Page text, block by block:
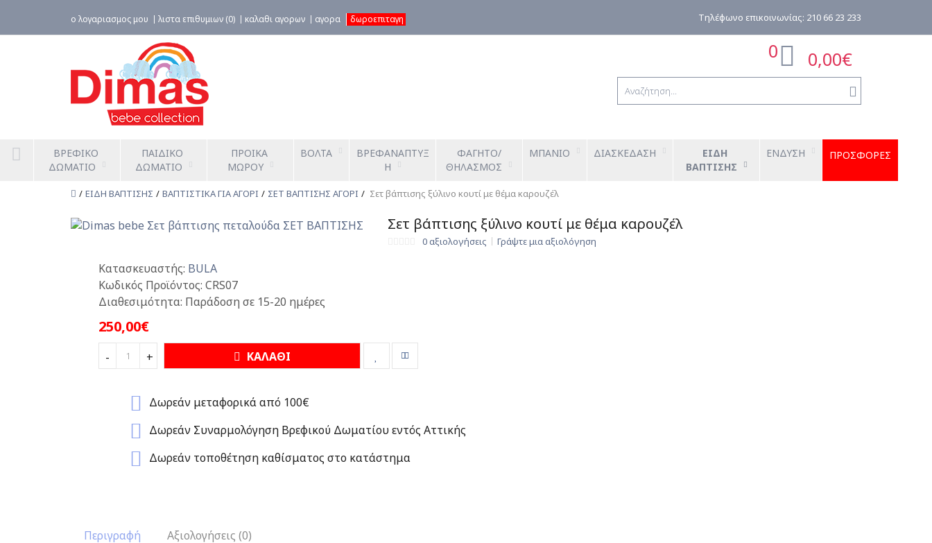
ο λογαριασμος μου λιστα επιθυμιων (0) καλαθι αγορων αγορα δωροεπιταγη
0 0,00€
ΒΡΕΦΙΚΟ
ΔΩΜΑΤΙΟ
ΠΑΙΔΙΚΟ
ΔΩΜΑΤΙΟ
ΠΡΟΙΚΑ
ΜΩΡΟΥ
ΒΟΛΤΑ
ΒΡΕΦΑΝΑΠΤΥΞ
Η
ΦΑΓΗΤΟ/
ΘΗΛΑΣΜΟΣ
ΜΠΑΝΙΟ ΔΙΑΣΚΕΔΑΣΗ
ΕΙΔΗ
ΒΑΠΤΙΣΗΣ
ΕΝΔΥΣΗ ΠΡΟΣΦΟΡΕΣ
ΕΙΔΗ ΒΑΠΤΙΣΗΣ ΒΑΠΤΙΣΤΙΚΑ ΓΙΑ ΑΓΟΡΙ ΣΕΤ ΒΑΠΤΙΣΗΣ ΑΓΟΡΙ Σετ βάπτισης ξύλινο κουτί με θέμα καρουζέλ
Σετ βάπτισης ξύλινο κουτί με θέμα καρουζέλ
0 αξιολογήσεις Γράψτε μια αξιολόγηση
Κατασκευαστής: BULA
Κωδικός Προϊόντος: CRS07
Διαθεσιμότητα: Παράδοση σε 15-20 ημέρες
250,00€
- + ΚΑΛΑΘΙ
Δωρεάν μεταφορικά από 100€
Δωρεάν Συναρμολόγηση Βρεφικού Δωματίου εντός Αττικής
Δωρεάν τοποθέτηση καθίσματος στο κατάστημα
Περιγραφή Αξιολογήσεις (0)